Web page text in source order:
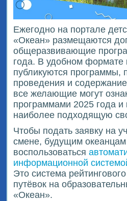
Ежегодно на портале
«Океан» размещаются
общеразвивающие
года. В удобном формате
публикуются программы,
проведения и
все желающие могут
программами 2025 года и
наиболее подходящую
Чтобы подать заявку на
смене, будущим
воспользоваться
информационной
Это система
путёвок на
«Океан».